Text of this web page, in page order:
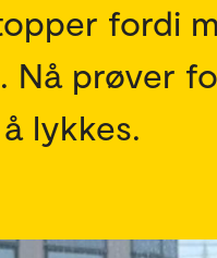
fordi
Nå prøver
lykkes.